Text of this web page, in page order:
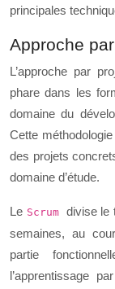
principales
Approche
L’approche par
phare dans les
domaine du
Cette
des projets
domaine d’étude.
Le Scrum divise le
semaines, au
partie
l’apprentissage